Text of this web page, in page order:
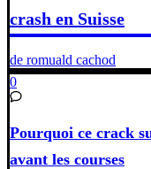
crash en Suisse
de romuald cachod
0
Pourquoi ce crack
avant les courses